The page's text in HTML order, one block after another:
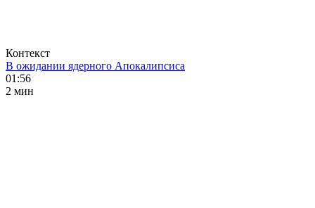
Контекст
В ожидании ядерного Апокалипсиса
01:56
2 мин